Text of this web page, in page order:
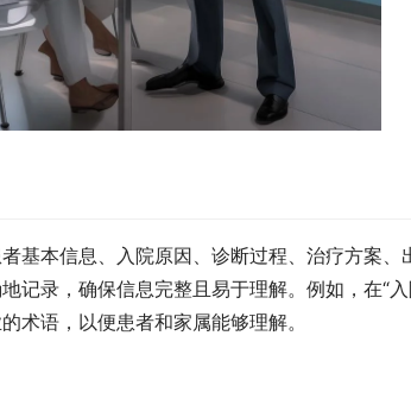
基本信息、入院原因、诊断过程、治疗方案、
记录，确保信息完整且易于理解。例如，在“
术语，以便患者和家属能够理解。